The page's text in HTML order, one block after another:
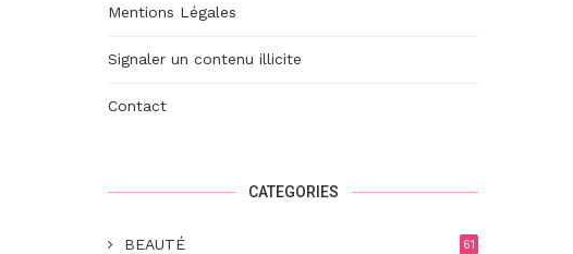
Mentions Légales
Signaler un contenu illicite
Contact
CATEGORIES
BEAUTÉ 61